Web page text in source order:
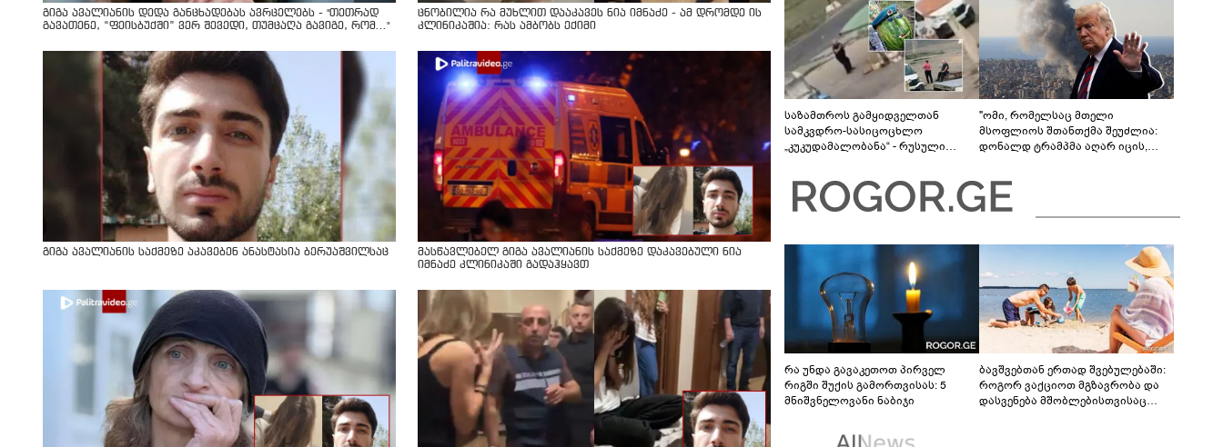
გიგა ავალიანის დედა განცხადებას ავრცელებს - "თეთრად
გავათენე, “ფეისბუქში” ვერ შევედი, თუმცაღა გავიგე, რომ..."
ცნობილია რა მუხლით დააკავეს ნია იმნაძე - ამ დრომდე ის
კლინიკაშია: რას ამბობს ექიმი
გიგა ავალიანის საქმეზე აკავებენ ანასტასია ბერუაშვილსაც
მასწავლებელ გიგა ავალიანის საქმეზე დაკავებული ნია
იმნაძე კლინიკაში გადაჰყავთ
საზამთროს გამყიდველთან
სამკვდრო-სასიცოცხლო
„კუკუდამალობანა“ - რუსული
"ომი, რომელსაც მთელი
მსოფლიოს შთანთქმა შეუძლია:
დონალდ ტრამპმა აღარ იცის,
რა უნდა გავაკეთოთ პირველ
რიგში შუქის გამორთვისას: 5
მნიშვნელოვანი ნაბიჯი
ბავშვებთან ერთად შვებულებაში:
როგორ ვაქციოთ მგზავრობა და
დასვენება მშობლებისთვისაც